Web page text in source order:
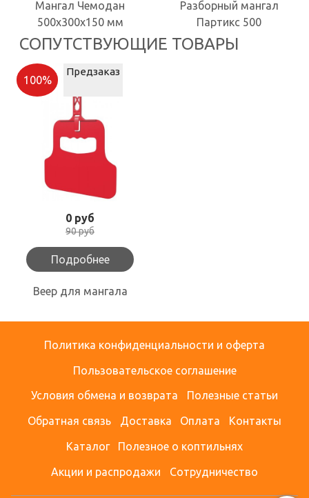
Мангал Чемодан
500х300х150 мм
Разборный мангал
Партикс 500
СОПУТСТВУЮЩИЕ ТОВАРЫ
100%
Предзаказ
0 руб
90 руб
Подробнее
Веер для мангала
Политика конфиденциальности и оферта
Пользовательское соглашение
Условия обмена и возврата Полезные статьи
Обратная связь Доставка Оплата Контакты
Каталог Полезное о коптильнях
Акции и распродажи Сотрудничество